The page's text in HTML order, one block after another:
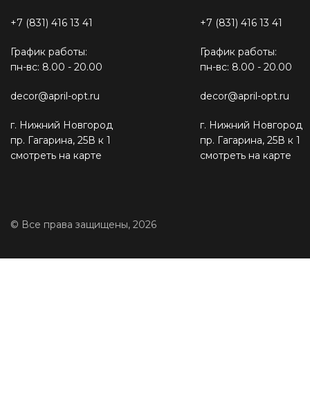
+7 (831) 416 13 41
График работы:
пн-вс: 8.00 - 20.00
decor@april-opt.ru
г. Нижний Новгород
пр. Гагарина, 25В к 1
смотреть на карте
+7 (831) 416 13 41
График работы:
пн-вс: 8.00 - 20.00
decor@april-opt.ru
г. Нижний Новгород
пр. Гагарина, 25В к 1
смотреть на карте
© Все права защищены, 2026